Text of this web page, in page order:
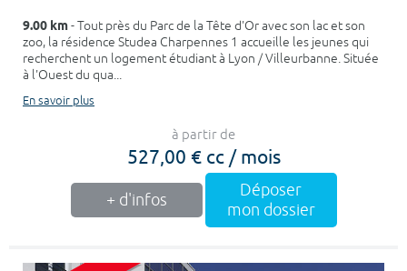
9.00 km- Tout près du Parc de la Tête d'Or avec son lac et son
zoo, la résidence Studea Charpennes 1 accueille les jeunes qui
recherchent un logement étudiant à Lyon / Villeurbanne. Située
à l'Ouest du qua...
En savoir plus
à partir de
527,00 € cc / mois
+ d'infos
Déposer
mon dossier